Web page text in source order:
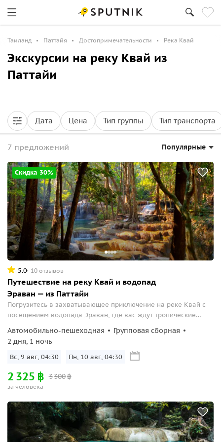
Таиланд Паттайя Достопримечательности Река Квай
Экскурсии на реку Квай из
Паттайи
Дата Цена Тип группы Тип транспорта
7 предложений Популярные
Скидка 30%
5.0 10 отзывов
Путешествие на реку Квай и водопад
Эраван — из Паттайи
Погрузитесь в захватывающее приключение на реке Квай с
посещением водопада Эраван, где вас ждут тропические
величественными слонами!
Автомобильно-пешеходная
Групповая сборная
2 дня, 1 ночь
Вс, 9 авг, 04:30 Пн, 10 авг, 04:30
3300฿
2 325 ฿
за человека